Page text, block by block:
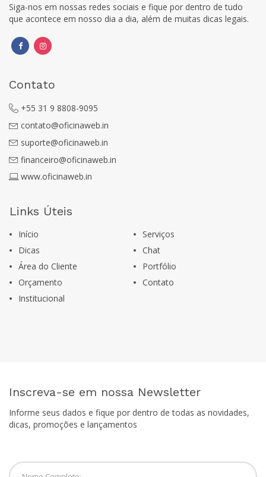
Siga-nos em nossas redes sociais e fique por dentro de tudo
que acontece em nosso dia a dia, além de muitas dicas legais.
Contato
+55 31 9 8808-9095
contato@oficinaweb.in
suporte@oficinaweb.in
financeiro@oficinaweb.in
www.oficinaweb.in
Links Úteis
Início
Serviços
Dicas
Chat
Área do Cliente
Portfólio
Orçamento
Contato
Institucional
Inscreva-se em nossa Newsletter
Informe seus dados e fique por dentro de todas as novidades,
dicas, promoções e lançamentos